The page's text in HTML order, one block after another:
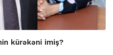
kürəkəni imiş?